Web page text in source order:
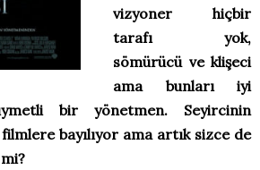
vizyoner hiçbir
tarafı yok,
sömürücü ve klişeci
ama bunları iyi
bir yönetmen. Seyircinin
bayılıyor ama artık sizce de